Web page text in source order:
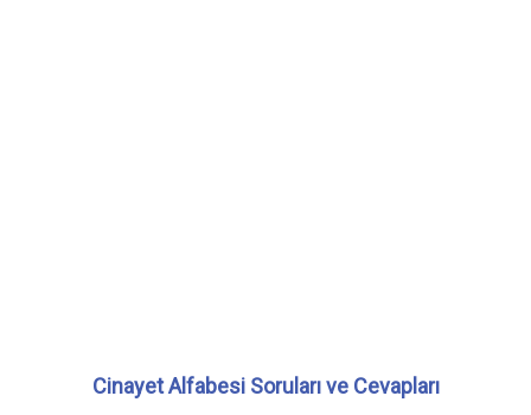
Cinayet Alfabesi Soruları ve Cevapları